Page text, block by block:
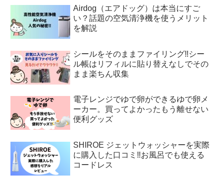
Airdog（エアドッグ）は本当にすご
い？話題の空気清浄機を使うメリット
を解説
シールをそのままファイリング‼︎シー
ル帳はリフィルに貼り替えなしでその
まま楽ちん収集
電子レンジでゆで卵ができるゆで卵メ
ーカー。買ってよかったもう離せない
便利グッズ
SHIROE ジェットウォッシャーを実際
に購入した口コミ‼︎お風呂でも使える
コードレス